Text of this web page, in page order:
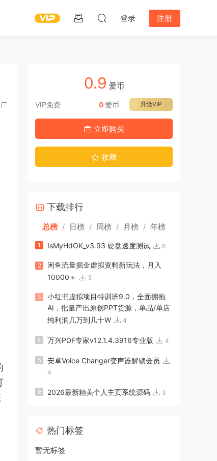
登录 注册
0.9 爱币
VIP免费 升级VIP
0 爱币
立即购买
收藏
下载排行
总榜 / 日榜 / 周榜 / 月榜 / 年榜
1 IsMyHdOK_v3.93 硬盘速度测试 6
2
闲鱼流量掘金虚拟资料新玩法，月入
10000＋
5
3
小红书虚拟项目特训班9.0，全面拥抱
AI，批量产出原创PPT货源，单品/单店
纯利润几万到几十W
4
4 万兴PDF专家v12.1.4.3916专业版 4
5 安卓Voice Changer变声器解锁会员
4
6 2026最新精美个人主页系统源码 3
热门标签
暂无标签